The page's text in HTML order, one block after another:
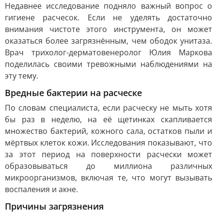
Недавнее исследование подняло важный вопрос о
гигиене расчесок. Если не уделять достаточно
внимания чистоте этого инструмента, он может
оказаться более загрязнённым, чем ободок унитаза.
Врач трихолог-дерматовенеролог Юлия Маркова
поделилась своими тревожными наблюдениями на
эту тему.
Вредные бактерии на расческе
По словам специалиста, если расческу не мыть хотя
бы раз в неделю, на её щетинках скапливается
множество бактерий, кожного сала, остатков пыли и
мёртвых клеток кожи. Исследования показывают, что
за этот период на поверхности расчески может
образовываться до миллиона различных
микроорганизмов, включая те, что могут вызывать
воспаления и акне.
Причины загрязнения